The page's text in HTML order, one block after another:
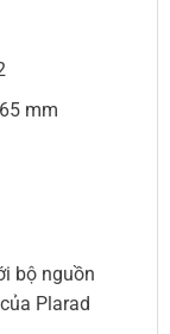
mm
bộ nguồn
Plarad